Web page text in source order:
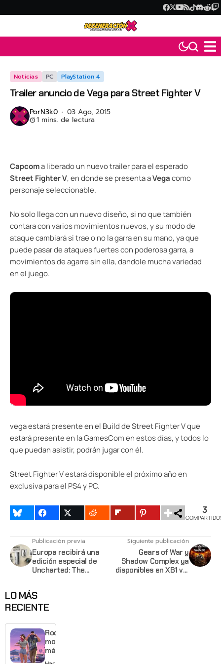
Noticias PC PlayStation 4
Trailer anuncio de Vega para Street Fighter V
PorN3k0 03 Ago, 2015
1 mins. de lectura
Capcoma liberado un nuevo trailer para el esperado
Street Fighter V, en donde se presenta aVegacomo
personaje seleccionable.
No solo llega con un nuevo diseño, si no que también
contara con varios movimientos nuevos, y su modo de
ataque cambiará si trae o no la garra en su mano, ya que
puede pasar de ataques fuertes con poderosa garra, a
movimientos de agarre sin ella, dandole mucha variedad
en el juego.
vega estará presente en el Build de Street Fighter V que
estará presente en la GamesCom en estos días, y todos lo
que puedan asistir, podrán jugar con él.
Street Fighter V estará disponible el próximo año en
exclusiva para el PS4 y PC.
3
Publicación previa
Europa recibirá una
edición especial de
Uncharted: The
Siguiente publicación
Gears of War y
Shadow Complex ya
disponibles en XB1 vía
LO MÁS
RECIENTE
Rockstar
mostrará
más de
GTA 6 en